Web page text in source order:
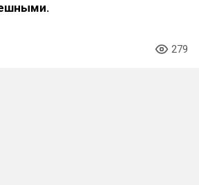
279